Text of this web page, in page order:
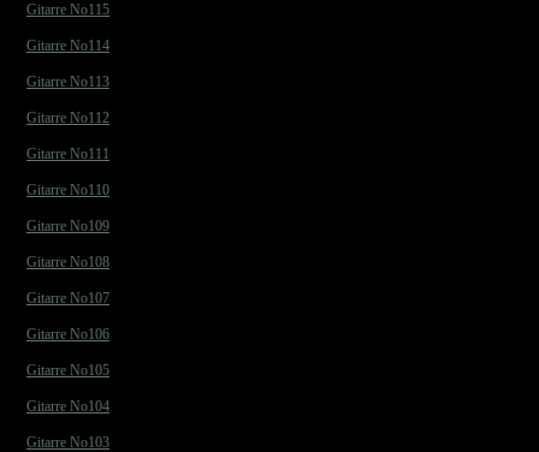
Gitarre No115
Gitarre No114
Gitarre No113
Gitarre No112
Gitarre No111
Gitarre No110
Gitarre No109
Gitarre No108
Gitarre No107
Gitarre No106
Gitarre No105
Gitarre No104
Gitarre No103